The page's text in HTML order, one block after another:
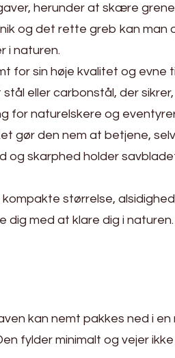
herunder at skære
og det rette greb kan man
i naturen.
for sin høje kvalitet og evne
eller carbonstål, der
for naturelskere og
gør den nem at betjene,
og skarphed holder
størrelse,
med at klare dig i
kan nemt pakkes ned i
fylder minimalt og vejer